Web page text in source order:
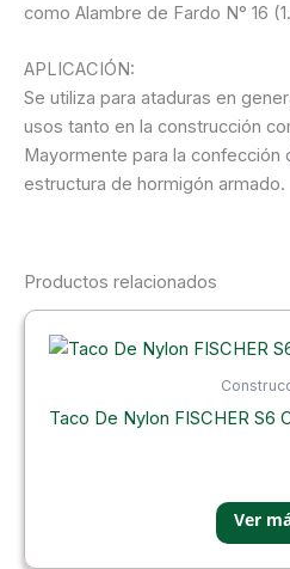
como Alambre de Fardo N° 16
APLICACIÓN:
Se utiliza para ataduras en
usos tanto en la construcción
Mayormente para la confección
estructura de hormigón armado.
Productos relacionados
Taco De Nylon FISCHER S6